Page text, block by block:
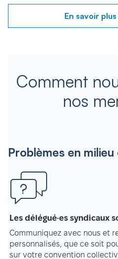
En savoir plus
Comment
nos
Problèmes en milieu
Les délégué·es syndicaux
Communiquez avec nous et
personnalisés, que ce soit
sur votre convention